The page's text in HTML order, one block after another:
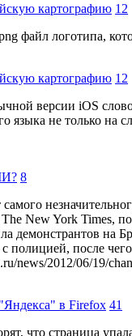
картографию 12
файл логотипа,
картографию 12
версии iOS
языка не только
8
New York Times,
демонстрантов на
полицией, после
news/2012/06/19/
в Firefox 41
что страница